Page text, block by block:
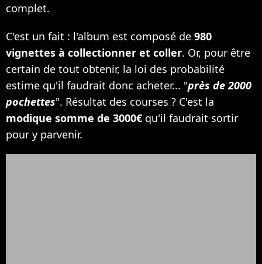
complet.
C'est un fait : l'album est composé de 980
vignettes à collectionner et coller. Or, pour être
certain de tout obtenir, la loi des probabilité
estime qu'il faudrait donc acheter... "près de 2000
pochettes". Résultat des courses ? C'est la
modique somme de 3000€ qu'il faudrait sortir
pour y parvenir.